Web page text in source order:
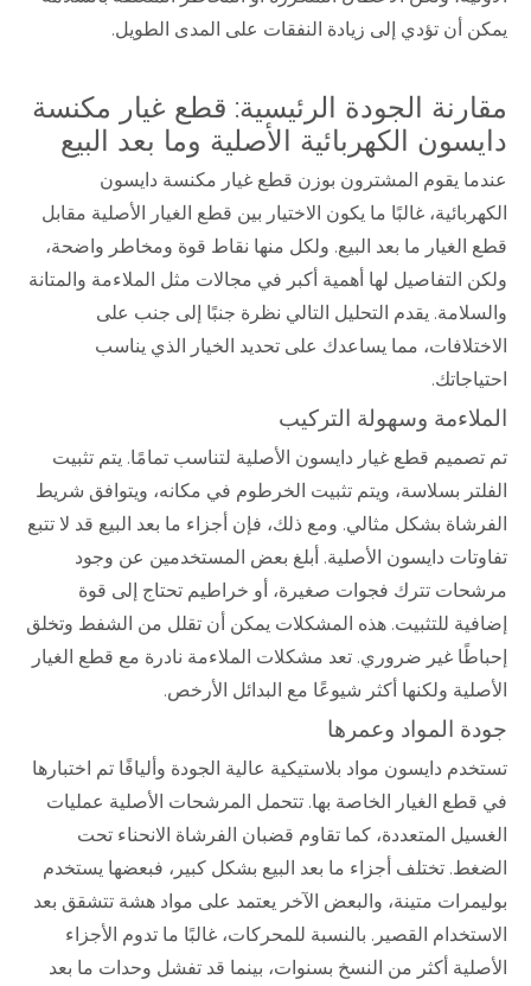
يمكن أن تؤدي إلى زيادة النفقات على المدى الطويل.
مقارنة الجودة الرئيسية: قطع غيار مكنسة
دايسون الكهربائية الأصلية وما بعد البيع
عندما يقوم المشترون بوزن قطع غيار مكنسة دايسون
الكهربائية، غالبًا ما يكون الاختيار بين قطع الغيار الأصلية مقابل
قطع الغيار ما بعد البيع. ولكل منها نقاط قوة ومخاطر واضحة،
ولكن التفاصيل لها أهمية أكبر في مجالات مثل الملاءمة والمتانة
والسلامة. يقدم التحليل التالي نظرة جنبًا إلى جنب على
الاختلافات، مما يساعدك على تحديد الخيار الذي يناسب
احتياجاتك.
الملاءمة وسهولة التركيب
تم تصميم قطع غيار دايسون الأصلية لتناسب تمامًا. يتم تثبيت
الفلتر بسلاسة، ويتم تثبيت الخرطوم في مكانه، ويتوافق شريط
الفرشاة بشكل مثالي. ومع ذلك، فإن أجزاء ما بعد البيع قد لا تتبع
تفاوتات دايسون الأصلية. أبلغ بعض المستخدمين عن وجود
مرشحات تترك فجوات صغيرة، أو خراطيم تحتاج إلى قوة
إضافية للتثبيت. هذه المشكلات يمكن أن تقلل من الشفط وتخلق
إحباطًا غير ضروري. تعد مشكلات الملاءمة نادرة مع قطع الغيار
الأصلية ولكنها أكثر شيوعًا مع البدائل الأرخص.
جودة المواد وعمرها
تستخدم دايسون مواد بلاستيكية عالية الجودة وأليافًا تم اختبارها
في قطع الغيار الخاصة بها. تتحمل المرشحات الأصلية عمليات
الغسيل المتعددة، كما تقاوم قضبان الفرشاة الانحناء تحت
الضغط. تختلف أجزاء ما بعد البيع بشكل كبير، فبعضها يستخدم
بوليمرات متينة، والبعض الآخر يعتمد على مواد هشة تتشقق بعد
الاستخدام القصير. بالنسبة للمحركات، غالبًا ما تدوم الأجزاء
الأصلية أكثر من النسخ بسنوات، بينما قد تفشل وحدات ما بعد